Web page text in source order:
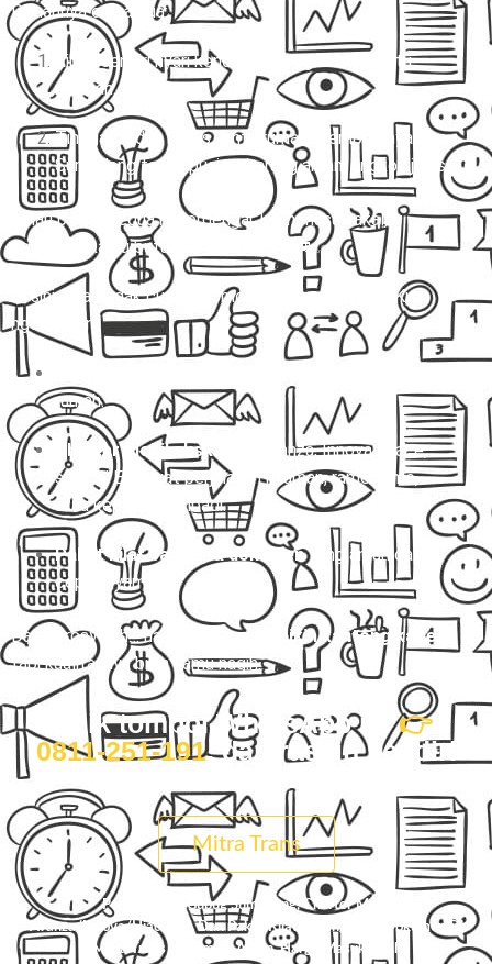
Pilihannya cuma dua:
Ribet sendiri nyari kendaraan yang belum tentu
nyaman.
Tinggal duduk manis, pintu rumah dijemput, nyampe
Sumedang tanpa pusing, barang aman, ongkos jelas.
Kalau pilihan kedua ini terdengar lebih masuk akal,
selamat… kamu butuh
! 🚐✨
Di sini, kita nggak cuma ngomongin sekadar
. Kita
ngomongin:
rumah.
Charter mobil eksklusif
(Avanza, Innova, Hiace,
sampai Elf) buat perjalanan nyaman, rame-rame,
atau keperluan pribadi.
Paket kilat barang & dokumenyang aman dan
cepat nyampe.
Dan percayalah… harga kita nggak bikin kantong kaget
tapi kualitasnya bikin kamu nagih.
Klik tombol WhatsApp ini👉
0811-251-191, dan rasain sendiri
Mitra Trans
Pesan Travel Gubug Sumedang, Charter Mobil
Avanza/Innova/Hiace/Elf, Dan Paket Kilat Barang Atau Dokumen Di
Mitra Trans. Nyaman, Aman, Harga Masuk Akal.